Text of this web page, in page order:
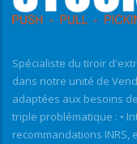
Spécialiste du tiroir
dans notre unité de
adaptées aux besoins
triple problématique : •
recommandations